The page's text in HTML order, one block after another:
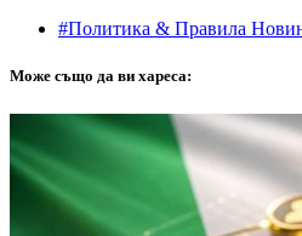
#Политика & Правила
Може също да ви хареса: